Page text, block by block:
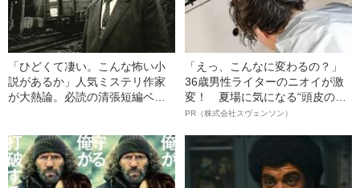
「ひどくて凄い。こんな怖い小
説があるか」人気ミステリ作家
が大熱論。必読の清張短編ベス
「えっ、こんなに変わるの？」
36歳男性ライターのニオイが激
変！ 夏場に気になる“頭皮のニ
オイ”や“ベタつき”を解消す
ト”が生み出した徹底ケアとは
PR（株式会社スヴェンソン）